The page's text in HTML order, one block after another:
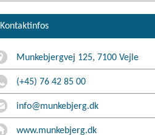
Kontaktinfos
Munkebjergvej 125, 7100 Vejle
(+45) 76 42 85 00
info@munkebjerg.dk
www.munkebjerg.dk